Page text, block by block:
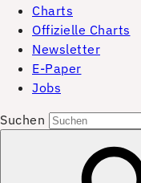
Charts
Offizielle Charts
Newsletter
E-Paper
Jobs
Suchen